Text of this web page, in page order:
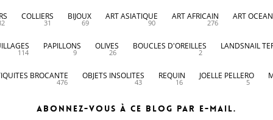
COLLIERS
31
BIJOUX
69
ART ASIATIQUE
90
ART AFRICAIN
276
ART
114
PAPILLONS
9
OLIVES
26
BOUCLES D'OREILLES
2
LANDSNAIL
BROCANTE
476
OBJETS INSOLITES
43
REQUIN
16
JOELLE PELLERO
5
Abonnez-vous à ce blog par e-mail.